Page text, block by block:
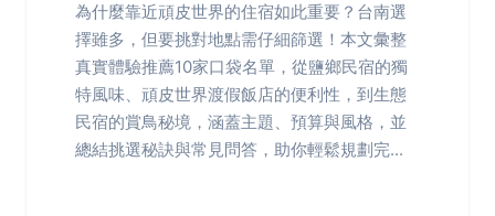
為什麼靠近頑皮世界的住宿如此重要？台南選
擇雖多，但要挑對地點需仔細篩選！本文彙整
真實體驗推薦10家口袋名單，從鹽鄉民宿的獨
特風味、頑皮世界渡假飯店的便利性，到生態
民宿的賞鳥秘境，涵蓋主題、預算與風格，並
總結挑選秘訣與常見問答，助你輕鬆規劃完...